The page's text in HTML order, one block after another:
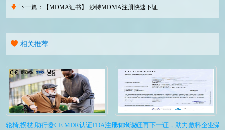
下一篇： 【MDMA证书】-沙特MDMA注册快速下证
相关推荐
轮椅,拐杖,助行器CE MDR认证FDA注册如何做?MDR认证再下一证，助力敷料企业荣